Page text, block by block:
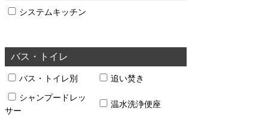
システムキッチン
バス・トイレ
バス・トイレ別 追い焚き
シャンプードレッ
サー
温水洗浄便座